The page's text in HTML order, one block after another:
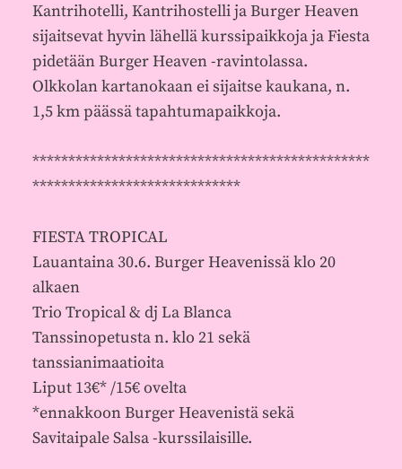
Kantrihotelli, Kantrihostelli ja Burger Heaven
sijaitsevat hyvin lähellä kurssipaikkoja ja Fiesta
pidetään Burger Heaven -ravintolassa.
Olkkolan kartanokaan ei sijaitse kaukana, n.
1,5 km päässä tapahtumapaikkoja.
***********************************************
*****************************
FIESTA TROPICAL
Lauantaina 30.6. Burger Heavenissä klo 20
alkaen
Trio Tropical & dj La Blanca
Tanssinopetusta n. klo 21 sekä
tanssianimaatioita
Liput 13€* /15€ ovelta
*ennakkoon Burger Heavenistä sekä
Savitaipale Salsa -kurssilaisille.